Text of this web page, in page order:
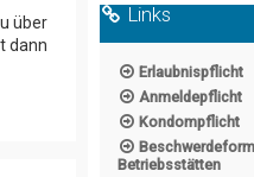
über
dann
Links
Erlaubnispflicht
Anmeldepflicht
Kondompflicht
Betriebsstätten